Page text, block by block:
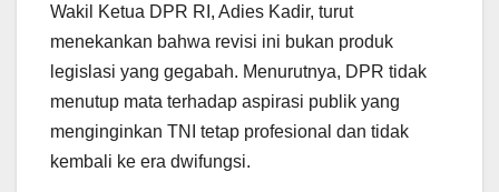
Wakil Ketua DPR RI, Adies Kadir, turut
menekankan bahwa revisi ini bukan produk
legislasi yang gegabah. Menurutnya, DPR tidak
menutup mata terhadap aspirasi publik yang
menginginkan TNI tetap profesional dan tidak
kembali ke era dwifungsi.